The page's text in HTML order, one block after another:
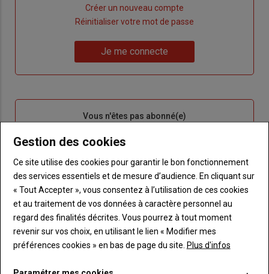
Créer un nouveau compte
de
Réinitialiser votre mot de passe
me
Je me connecte
titre
Vous n'êtes pas abonné(e)
BodyChoisissez votre formule et créez votre
compte pour accéder à tout Terre de
Touraine.
Lien Créez un compte
Gestion des cookies
Ce site utilise des cookies pour garantir le bon fonctionnement
des services essentiels et de mesure d’audience. En cliquant sur
« Tout Accepter », vous consentez à l’utilisation de ces cookies
et au traitement de vos données à caractère personnel au
regard des finalités décrites. Vous pourrez à tout moment
revenir sur vos choix, en utilisant le lien « Modifier mes
préférences cookies » en bas de page du site. Plus d'infos